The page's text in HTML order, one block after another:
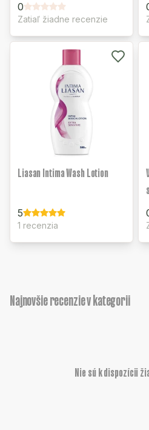
0
Zatiaľ žiadne recenzie
Liasan Intima Wash Lotion
5
1 recenzia
Najnovšie recenzie v kategorii
Nie sú k dispozícii